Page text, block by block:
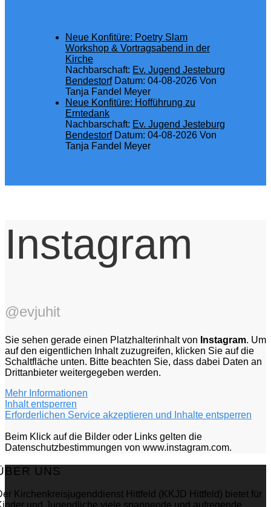
Neue Konfitüre: Poetry Slam
Workshop & Vortragsabend in der
Kirche
Nachbarschaft: Ev. Jugend Jesteburg
Bendestorf Datum: 04-08-2026 Von
Tanja Fandel Meyer
Neue Konfitüre: Hofführung zu
Erntedank
Nachbarschaft: Ev. Jugend Jesteburg
Bendestorf Datum: 04-08-2026 Von
Tanja Fandel Meyer
Instagram
@evjuhit
Sie sehen gerade einen Platzhalterinhalt von Instagram. Um
auf den eigentlichen Inhalt zuzugreifen, klicken Sie auf die
Schaltfläche unten. Bitte beachten Sie, dass dabei Daten an
Drittanbieter weitergegeben werden.
Mehr Informationen
Inhalt entsperren
Erforderlichen Service akzeptieren und Inhalte entsperren
Beim Klick auf die Bilder oder Links gelten die
Datenschutzbestimmungen von www.instagram.com.
UNS
Kirchenkreisjugenddienst Hittfeld (KKJD Hittfeld) bietet für